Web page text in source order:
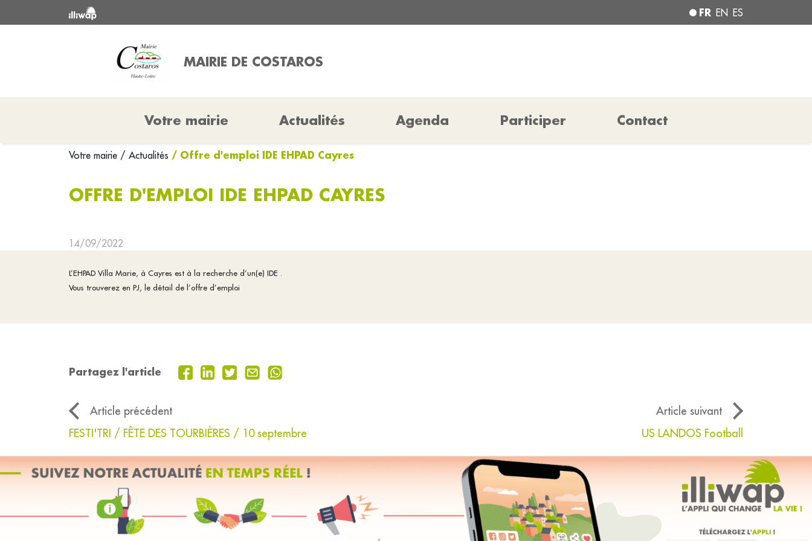
FR EN ES
MAIRIE DE COSTAROS
Votre mairie Actualités Agenda Participer Contact
Votre mairie / Actualités / Offre d'emploi IDE EHPAD Cayres
OFFRE D'EMPLOI IDE EHPAD CAYRES
14/09/2022
L’EHPAD Villa Marie, à Cayres est à la recherche d’un(e) IDE .
Vous trouverez en PJ, le détail de l’offre d’emploi
Partagez l'article
Article précédent
Article suivant
FESTI'TRI / FÊTE DES TOURBIÈRES / 10 septembre
US LANDOS Football